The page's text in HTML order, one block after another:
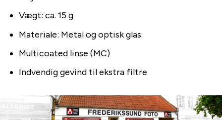
Vægt: ca. 15 g
Materiale: Metal og optisk glas
Multicoated linse (MC)
Indvendig gevind til ekstra filtre